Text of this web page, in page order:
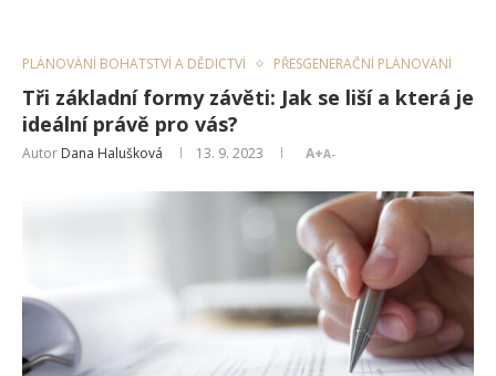
PLÁNOVÁNÍ BOHATSTVÍ A DĚDICTVÍ PŘESGENERAČNÍ PLÁNOVÁNÍ
Tři základní formy závěti: Jak se liší a která je
ideální právě pro vás?
Autor Dana Halušková 13. 9. 2023 A+A-